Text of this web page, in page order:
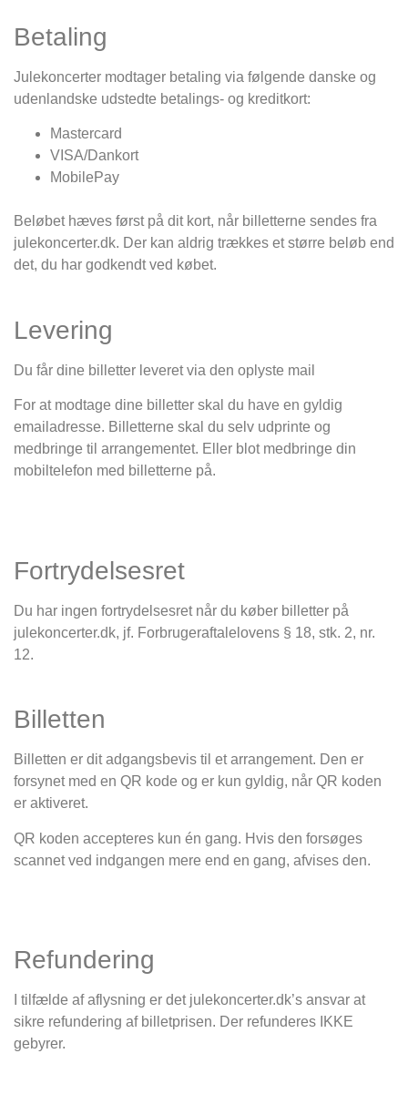
Betaling
Julekoncerter modtager betaling via følgende danske og
udenlandske udstedte betalings- og kreditkort:
Mastercard
VISA/Dankort
MobilePay
Beløbet hæves først på dit kort, når billetterne sendes fra
julekoncerter.dk. Der kan aldrig trækkes et større beløb end
det, du har godkendt ved købet.
Levering
Du får dine billetter leveret via den oplyste mail
For at modtage dine billetter skal du have en gyldig
emailadresse. Billetterne skal du selv udprinte og
medbringe til arrangementet. Eller blot medbringe din
mobiltelefon med billetterne på.
Fortrydelsesret
Du har ingen fortrydelsesret når du køber billetter på
julekoncerter.dk, jf. Forbrugeraftalelovens § 18, stk. 2, nr.
12.
Billetten
Billetten er dit adgangsbevis til et arrangement. Den er
forsynet med en QR kode og er kun gyldig, når QR koden
er aktiveret.
QR koden accepteres kun én gang. Hvis den forsøges
scannet ved indgangen mere end en gang, afvises den.
Refundering
I tilfælde af aflysning er det julekoncerter.dk’s ansvar at
sikre refundering af billetprisen. Der refunderes IKKE
gebyrer.